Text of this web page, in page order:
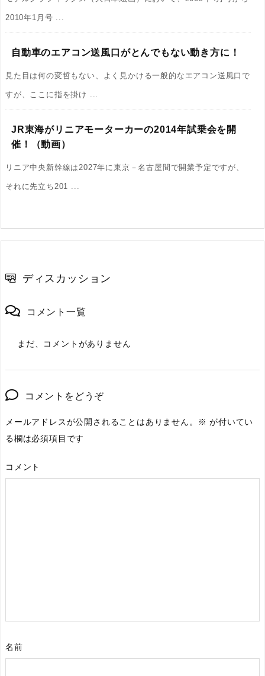
2010年1月号 ...
自動車のエアコン送風口がとんでもない動き方に！
見た目は何の変哲もない、よく見かける一般的なエアコン送風口で
すが、ここに指を掛け ...
JR東海がリニアモーターカーの2014年試乗会を開
催！（動画）
リニア中央新幹線は2027年に東京－名古屋間で開業予定ですが、
それに先立ち201 ...
ディスカッション
コメント一覧
まだ、コメントがありません
コメントをどうぞ
メールアドレスが公開されることはありません。 ※ が付いてい
る欄は必須項目です
コメント
名前